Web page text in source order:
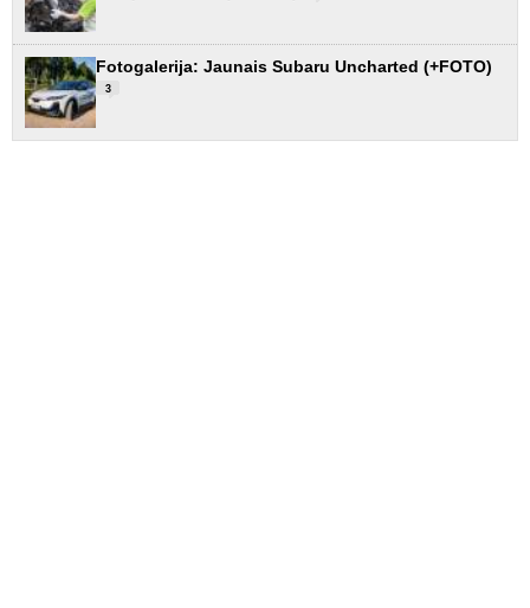
Fotogalerija: Jaunais Subaru Uncharted (+FOTO)
3